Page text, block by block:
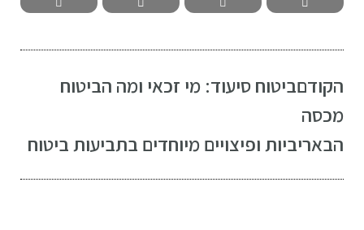
הקודםביטוח סיעוד: מי זכאי ומה הביטוח
מכסה
הבאריביות ופיצויים מיוחדים בתביעות ביטוח